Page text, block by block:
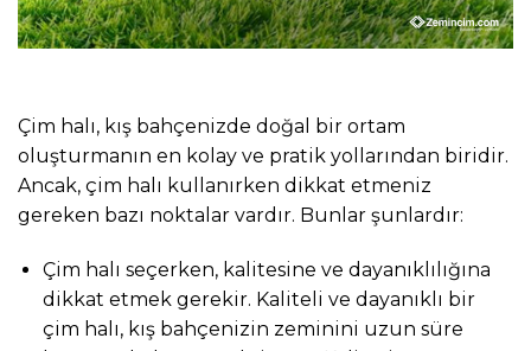
Çim halı, kış bahçenizde doğal bir ortam
oluşturmanın en kolay ve pratik yollarından biridir.
Ancak, çim halı kullanırken dikkat etmeniz
gereken bazı noktalar vardır. Bunlar şunlardır:
Çim halı seçerken, kalitesine ve dayanıklılığına
dikkat etmek gerekir. Kaliteli ve dayanıklı bir
çim halı, kış bahçenizin zeminini uzun süre